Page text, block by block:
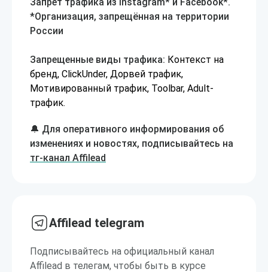
*Организация, запрещённая на территории
России
Запрещенные виды трафика: Контекст на
бренд, ClickUnder, Дорвей трафик,
Мотивированный трафик, Toolbar, Adult-
трафик.
🔔 Для оперативного информирования об
изменениях и новостях, подписывайтесь на
тг-канал Affilead
Affilead telegram
Подписывайтесь на официальный канал
Affilead в телегам, чтобы быть в курсе